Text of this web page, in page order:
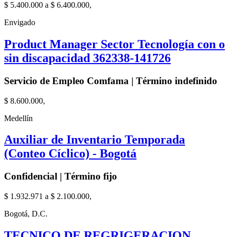
$ 5.400.000 a $ 6.400.000,
Envigado
Product Manager Sector Tecnología con o
sin discapacidad 362338-141726
Servicio de Empleo Comfama | Término indefinido
$ 8.600.000,
Medellín
Auxiliar de Inventario Temporada
(Conteo Cíclico) - Bogotá
Confidencial | Término fijo
$ 1.932.971 a $ 2.100.000,
Bogotá, D.C.